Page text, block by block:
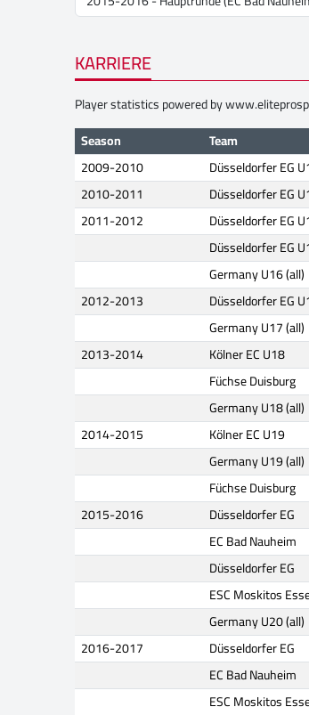
KARRIERE
Player statistics powered by
Season
Team
2009-2010
Düsseldorfer EG
2010-2011
Düsseldorfer EG
2011-2012
Düsseldorfer EG
Düsseldorfer EG
Germany U16 (all)
2012-2013
Düsseldorfer EG
Germany U17 (all)
2013-2014
Kölner EC U18
Füchse Duisburg
Germany U18 (all)
2014-2015
Kölner EC U19
Germany U19 (all)
Füchse Duisburg
2015-2016
Düsseldorfer EG
EC Bad Nauheim
Düsseldorfer EG
ESC Moskitos
Germany U20 (all)
2016-2017
Düsseldorfer EG
EC Bad Nauheim
ESC Moskitos